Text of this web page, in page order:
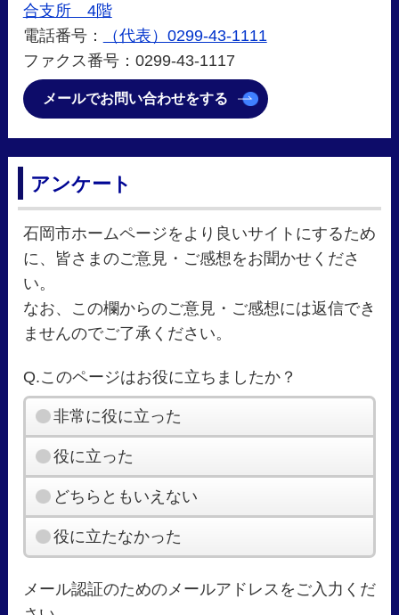
合支所 4階
電話番号：
（代表）0299-43-1111
ファクス番号：0299-43-1117
メールでお問い合わせをする
アンケート
石岡市ホームページをより良いサイトにするため
に、皆さまのご意見・ご感想をお聞かせくださ
い。
なお、この欄からのご意見・ご感想には返信でき
ませんのでご了承ください。
Q.このページはお役に立ちましたか？
非常に役に立った
役に立った
どちらともいえない
役に立たなかった
メール認証のためのメールアドレスをご入力くだ